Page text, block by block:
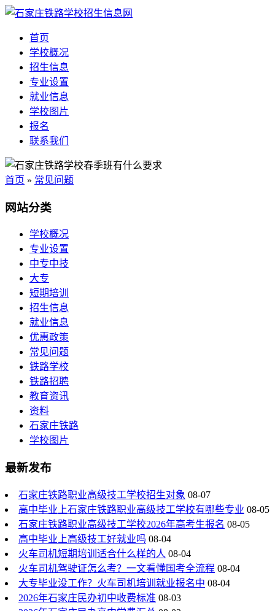
首页
学校概况
招生信息
专业设置
就业信息
学校图片
报名
联系我们
首页 » 常见问题
网站分类
学校概况
专业设置
中专中技
大专
短期培训
招生信息
就业信息
优惠政策
常见问题
铁路学校
铁路招聘
教育资讯
资料
石家庄铁路
学校图片
最新发布
石家庄铁路职业高级技工学校招生对象 08-07
高中毕业上石家庄铁路职业高级技工学校有哪些专业 08-05
石家庄铁路职业高级技工学校2026年高考生报名 08-05
高中毕业上高级技工好就业吗 08-04
火车司机短期培训适合什么样的人 08-04
火车司机驾驶证怎么考？一文看懂国考全流程 08-04
大专毕业没工作？火车司机培训就业报名中 08-04
2026年石家庄民办初中收费标准 08-03